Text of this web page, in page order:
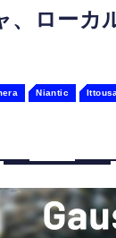
ゲーム
ルチャー
FOLLOW US
、ローカ
Niantic